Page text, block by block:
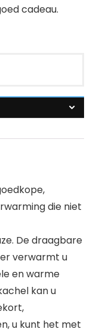
cadeau.
die niet
De draagbare
verwarmt u
en warme
kan u
u kunt het met